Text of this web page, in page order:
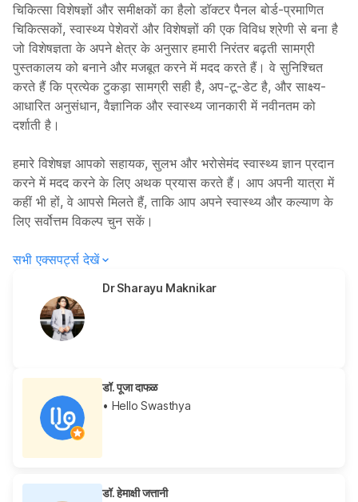
चिकित्सा विशेषज्ञों और समीक्षकों का हैलो डॉक्टर पैनल बोर्ड-प्रमाणित
चिकित्सकों, स्वास्थ्य पेशेवरों और विशेषज्ञों की एक विविध श्रेणी से बना है
जो विशेषज्ञता के अपने क्षेत्र के अनुसार हमारी निरंतर बढ़ती सामग्री
पुस्तकालय को बनाने और मजबूत करने में मदद करते हैं। वे सुनिश्चित
करते हैं कि प्रत्येक टुकड़ा सामग्री सही है, अप-टू-डेट है, और साक्ष्य-
आधारित अनुसंधान, वैज्ञानिक और स्वास्थ्य जानकारी में नवीनतम को
दर्शाती है।
हमारे विशेषज्ञ आपको सहायक, सुलभ और भरोसेमंद स्वास्थ्य ज्ञान प्रदान
करने में मदद करने के लिए अथक प्रयास करते हैं। आप अपनी यात्रा में
कहीं भी हों, वे आपसे मिलते हैं, ताकि आप अपने स्वास्थ्य और कल्याण के
लिए सर्वोत्तम विकल्प चुन सकें।
सभी एक्सपर्ट्स देखें
Dr Sharayu Maknikar
डॉ. पूजा दाफळ
• Hello Swasthya
डॉ. हेमाक्षी जत्तानी